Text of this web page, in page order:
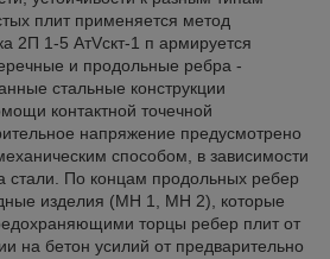
плит применяется метод
2П 1-5 АтVскт-1 п армируется
и продольные ребра -
стальные конструкции
контактной точечной
напряжение предусмотрено
способом, в зависимости
стали. По концам продольных ребер
изделия (МН 1, МН 2), которые
торцы ребер плит от
на бетон усилий от предварительно